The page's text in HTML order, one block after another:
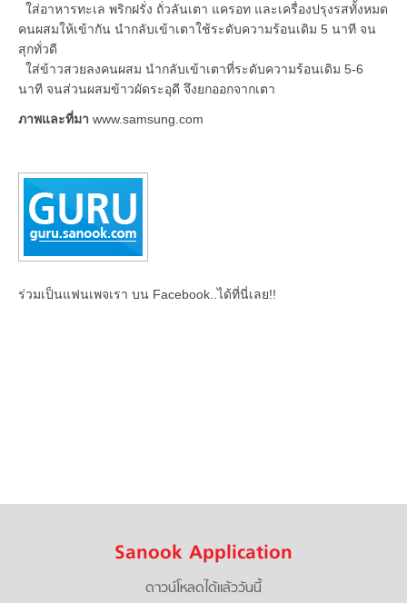
ใส่อาหารทะเล พริกฝรั่ง ถั่วลันเตา แครอท และเครื่องปรุงรสทั้งหมด
คนผสมให้เข้ากัน นำกลับเข้าเตาใช้ระดับความร้อนเดิม 5 นาที จน
สุกทั่วดี
ใส่ข้าวสวยลงคนผสม นำกลับเข้าเตาที่ระดับความร้อนเดิม 5-6
นาที จนส่วนผสมข้าวผัดระอุดี จึงยกออกจากเตา
ภาพและที่มา www.samsung.com
ร่วมเป็นแฟนเพจเรา บน Facebook..ได้ที่นี่เลย!!
Sanook Application
ดาวน์โหลดได้แล้ววันนี้